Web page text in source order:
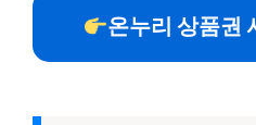
온누리 상품권